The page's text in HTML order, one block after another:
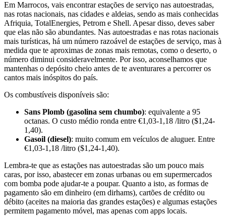
Em Marrocos, vais encontrar estações de serviço nas autoestradas,
nas rotas nacionais, nas cidades e aldeias, sendo as mais conhecidas
Afriquia, TotalEnergies, Petrom e Shell. Apesar disso, deves saber
que elas não são abundantes. Nas autoestradas e nas rotas nacionais
mais turísticas, há um número razoável de estações de serviço, mas à
medida que te aproximas de zonas mais remotas, como o deserto, o
número diminui consideravelmente. Por isso, aconselhamos que
mantenhas o depósito cheio antes de te aventurares a percorrer os
cantos mais inóspitos do país.
Os combustíveis disponíveis são:
Sans Plomb (gasolina sem chumbo): equivalente a 95
octanas. O custo médio ronda entre €1,03-1,18 /litro ($1,24-
1,40).
Gasoil (diesel): muito comum em veículos de aluguer. Entre
€1,03-1,18 /litro ($1,24-1,40).
Lembra-te que as estações nas autoestradas são um pouco mais
caras, por isso, abastecer em zonas urbanas ou em supermercados
com bomba pode ajudar-te a poupar. Quanto a isto, as formas de
pagamento são em dinheiro (em dirhams), cartões de crédito ou
débito (aceites na maioria das grandes estações) e algumas estações
permitem pagamento móvel, mas apenas com apps locais.